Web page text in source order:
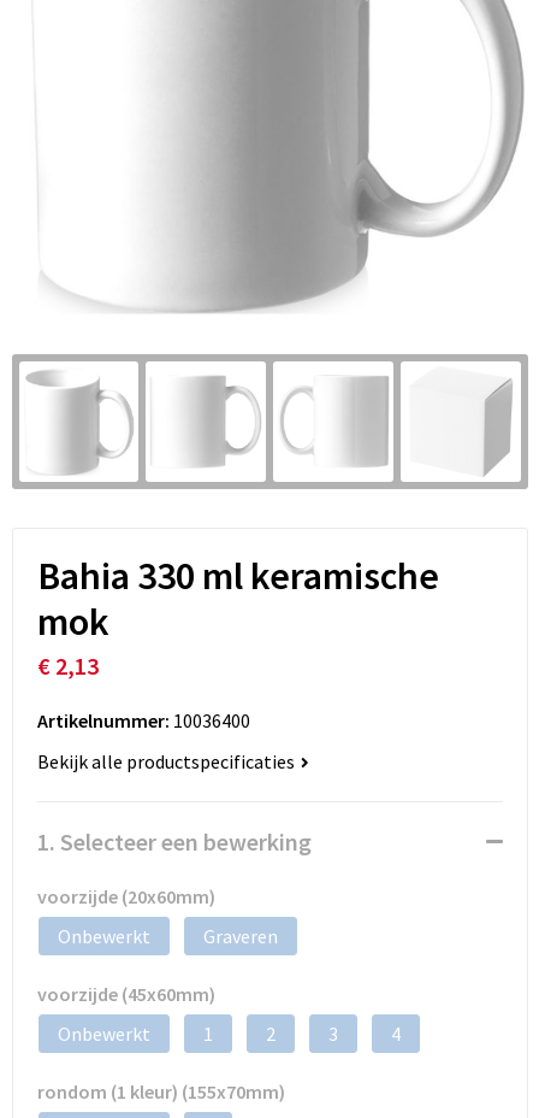
Bahia 330 ml keramische
mok
€ 2,13
Artikelnummer: 10036400
Bekijk alle productspecificaties
1. Selecteer een bewerking
voorzijde (20x60mm)
Onbewerkt
Graveren
voorzijde (45x60mm)
Onbewerkt
1 2 3 4
rondom (1 kleur) (155x70mm)